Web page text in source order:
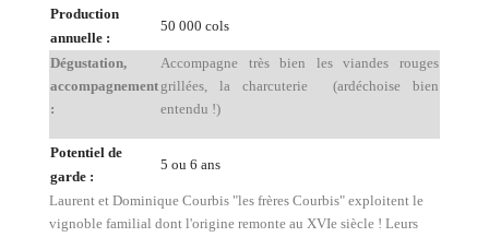
Production
annuelle :
50 000 cols
Dégustation,
accompagnement
:
Accompagne très bien les viandes rouges
grillées, la charcuterie (ardéchoise bien
entendu !)
Potentiel de
garde :
5 ou 6 ans
Laurent et Dominique Courbis "les frères Courbis" exploitent le
vignoble familial dont l'origine remonte au XVIe siècle ! Leurs